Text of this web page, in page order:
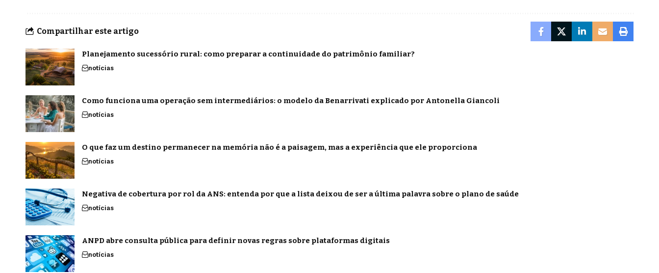
Compartilhar este artigo
Planejamento sucessório rural: como preparar a continuidade do patrimônio familiar?
notícias
Como funciona uma operação sem intermediários: o modelo da Benarrivati explicado por Antonella Giancoli
notícias
O que faz um destino permanecer na memória não é a paisagem, mas a experiência que ele proporciona
notícias
Negativa de cobertura por rol da ANS: entenda por que a lista deixou de ser a última palavra sobre o plano de saúde
notícias
ANPD abre consulta pública para definir novas regras sobre plataformas digitais
notícias